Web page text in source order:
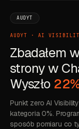
AUDYT · AI
Zbadałem
strony w
Wyszło
Punkt zero AI
kategoria 0%.
sposób pomiaru co
AUDYT